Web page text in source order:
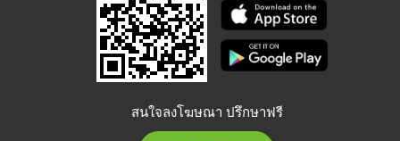
สนใจลงโฆษณา ปรึกษาฟรี